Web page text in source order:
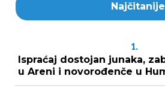
Najčitanije
1.
Ispraćaj dostojan junaka,
u Areni i novorođenče u